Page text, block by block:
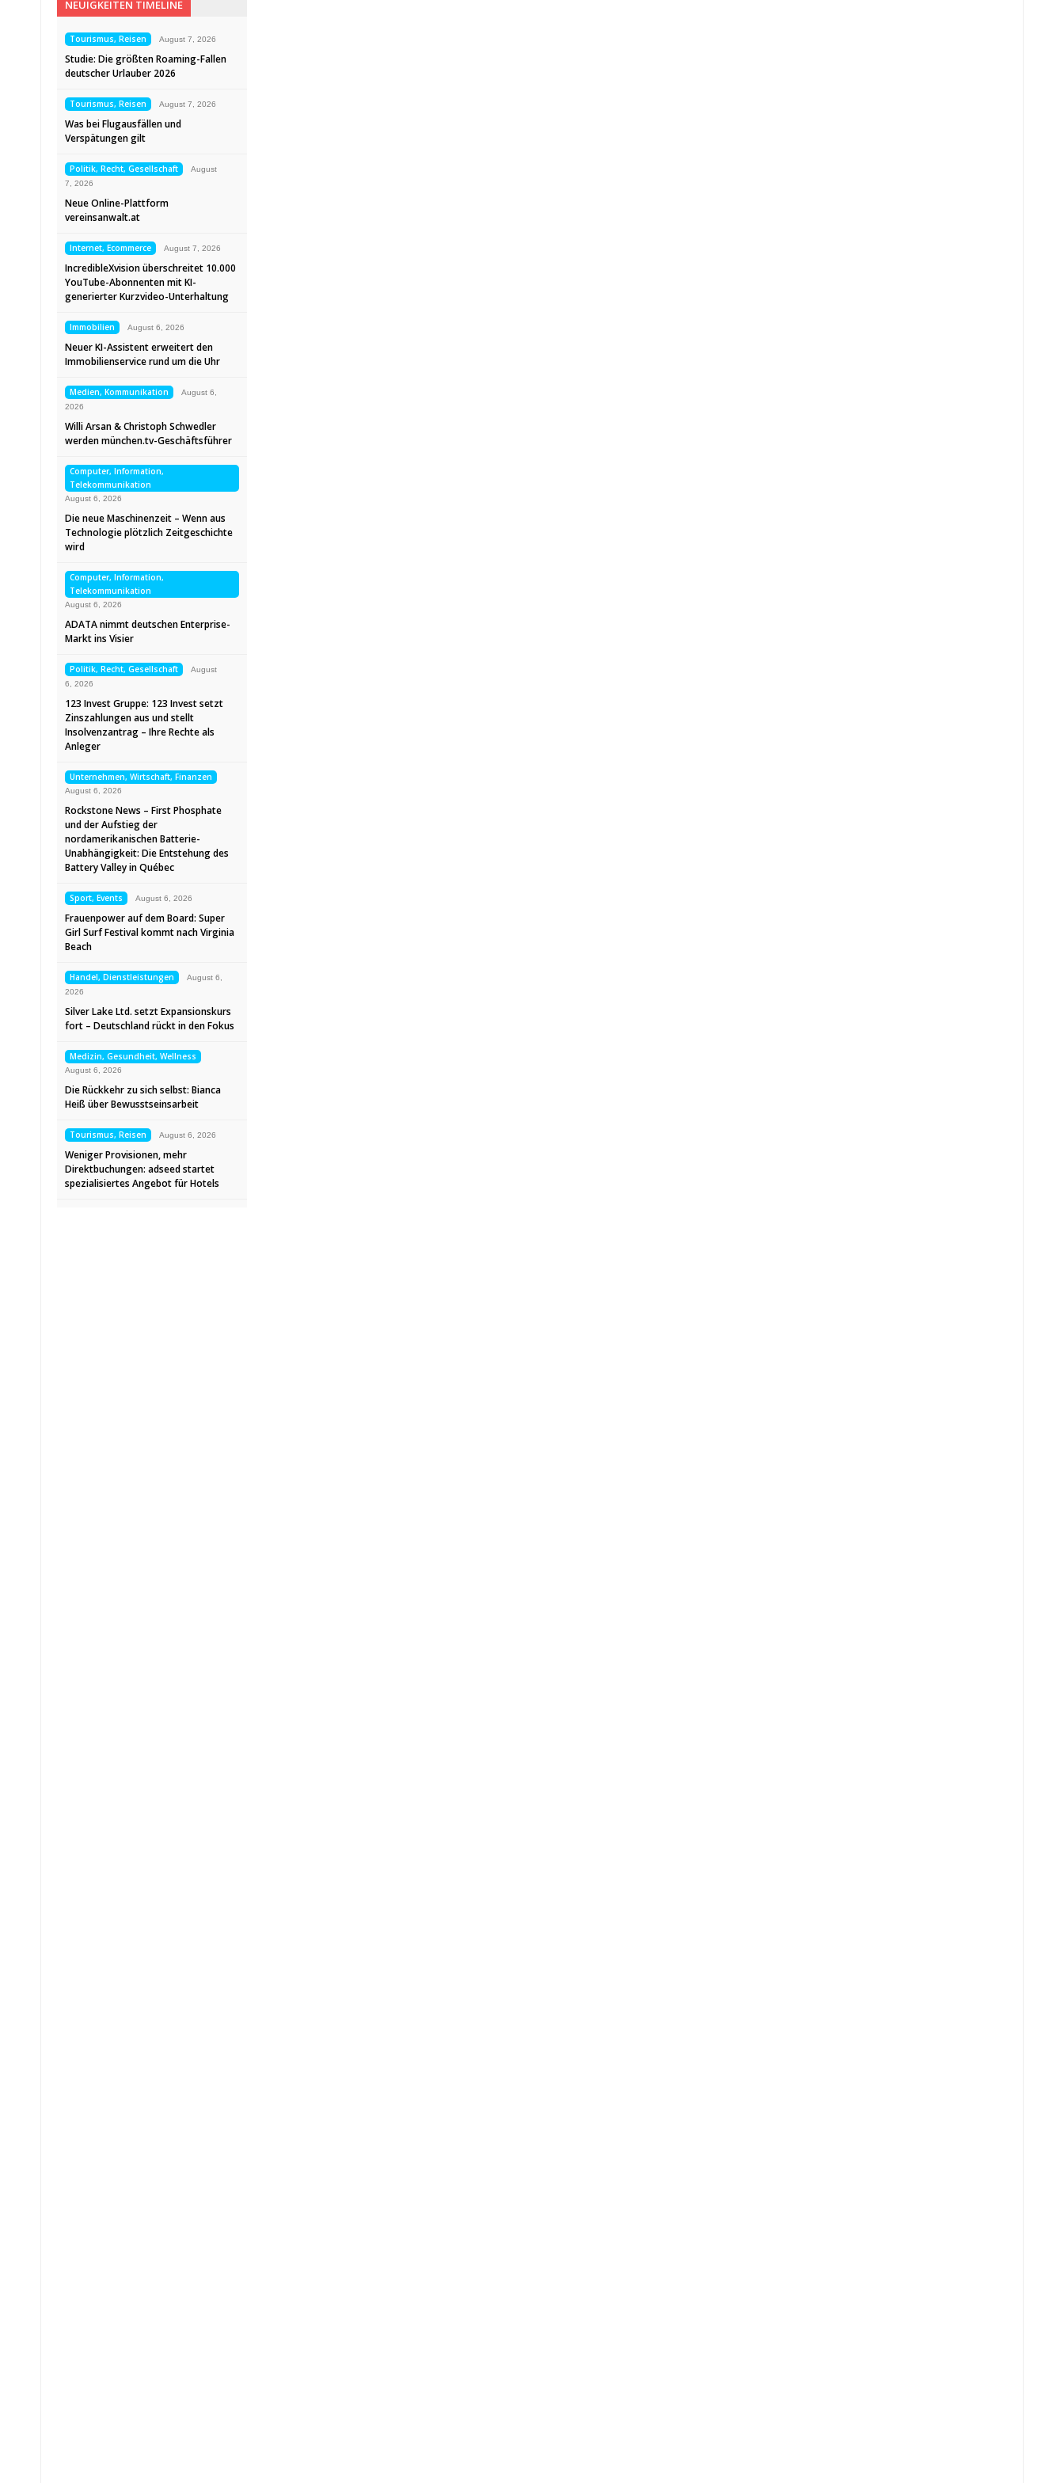
NEUIGKEITEN TIMELINE
Tourismus, Reisen August 7, 2026
Studie: Die größten Roaming-Fallen
deutscher Urlauber 2026
Tourismus, Reisen August 7, 2026
Was bei Flugausfällen und
Verspätungen gilt
Politik, Recht, Gesellschaft
August
7, 2026
Neue Online-Plattform
vereinsanwalt.at
Internet, Ecommerce August 7, 2026
IncredibleXvision überschreitet 10.000
YouTube-Abonnenten mit KI-
generierter Kurzvideo-Unterhaltung
Immobilien August 6, 2026
Neuer KI-Assistent erweitert den
Immobilienservice rund um die Uhr
Medien, Kommunikation
August 6,
2026
Willi Arsan & Christoph Schwedler
werden münchen.tv-Geschäftsführer
Computer, Information,
Telekommunikation
August 6, 2026
Die neue Maschinenzeit – Wenn aus
Technologie plötzlich Zeitgeschichte
wird
Computer, Information,
Telekommunikation
August 6, 2026
ADATA nimmt deutschen Enterprise-
Markt ins Visier
Politik, Recht, Gesellschaft
August
6, 2026
123 Invest Gruppe: 123 Invest setzt
Zinszahlungen aus und stellt
Insolvenzantrag – Ihre Rechte als
Anleger
Unternehmen, Wirtschaft, Finanzen
August 6, 2026
Rockstone News – First Phosphate
und der Aufstieg der
nordamerikanischen Batterie-
Unabhängigkeit: Die Entstehung des
Battery Valley in Québec
Sport, Events August 6, 2026
Frauenpower auf dem Board: Super
Girl Surf Festival kommt nach Virginia
Beach
Handel, Dienstleistungen
August 6,
2026
Silver Lake Ltd. setzt Expansionskurs
fort – Deutschland rückt in den Fokus
Medizin, Gesundheit, Wellness
August 6, 2026
Die Rückkehr zu sich selbst: Bianca
Heiß über Bewusstseinsarbeit
Tourismus, Reisen August 6, 2026
Weniger Provisionen, mehr
Direktbuchungen: adseed startet
spezialisiertes Angebot für Hotels